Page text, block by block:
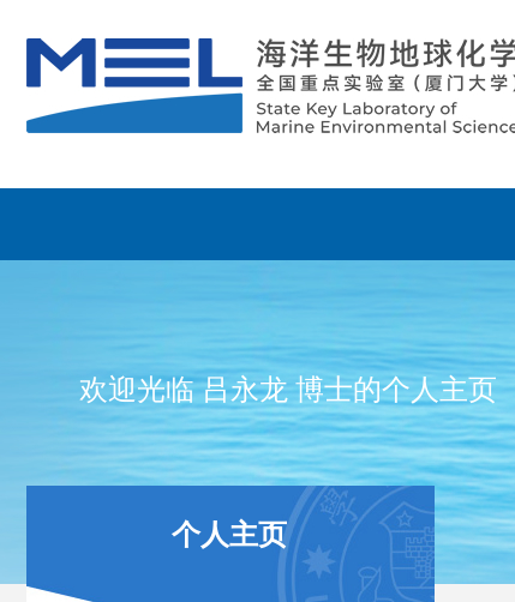
欢迎光临 吕永龙 博士的个人主页
个人主页